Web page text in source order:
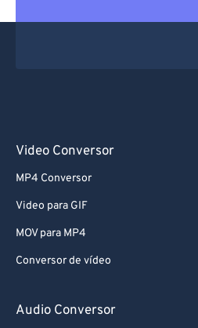
Video Conversor
MP4 Conversor
Video para GIF
MOV para MP4
Conversor de vídeo
Audio Conversor